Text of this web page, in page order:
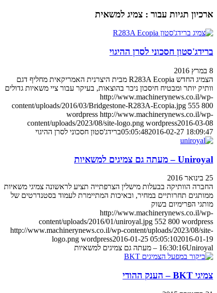
ארכיון תגיות עבור : צמיג למשאית
ברידג'סטון חסכוני לסרן ההיגוי
8 במרץ 2016
הצמיג החדש R283A Ecopia מבית היצרנית האמריקאית מחליף דגם
וותיק יותר ומבטיח חיסכון ניכר בהוצאות, בעיקר עבור ציי משאיות גדולים
http://www.machinerynews.co.il/wp-
content/uploads/2016/03/Bridgestone-R283A-Ecopia.jpg 555 800
wordpress http://www.machinerynews.co.il/wp-
content/uploads/2023/08/site-logo.png wordpress2016-03-08
05:05:482016-02-27 18:09:47 ברידג'סטון חסכוני לסרן ההיגוי
Uniroyal – מעתה גם צמיגים למשאיות
25 בינואר 2016
החברה הוותיקה בבעלות מישלין הצרפתייה תציע לראשונה צמיגי משאיות
ממותגים תחרותיים במחיר, ובאיכות המתיימרת לעמוד בסטנדרטים של
מותגי הפרימיום בשוק
http://www.machinerynews.co.il/wp-
content/uploads/2016/01/uniroyal.jpg 552 800 wordpress
http://www.machinerynews.co.il/wp-content/uploads/2023/08/site-
logo.png wordpress2016-01-25 05:05:102016-01-19
16:30:16Uniroyal – מעתה גם צמיגים למשאיות
צמיגי BKT – הענק ההודי